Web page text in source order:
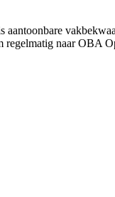
regelmatig naar OBA